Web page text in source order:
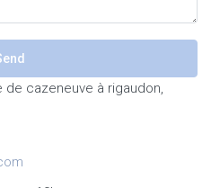
cazeneuve à rigaudon,